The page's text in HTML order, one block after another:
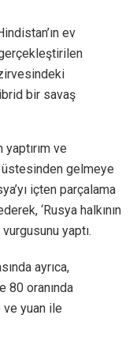
ev
bir savaş
ve
üstesinden gelmeye
içten parçalama
‘Rusya halkının
yaptı.
ayrıca,
80 oranında
yuan ile